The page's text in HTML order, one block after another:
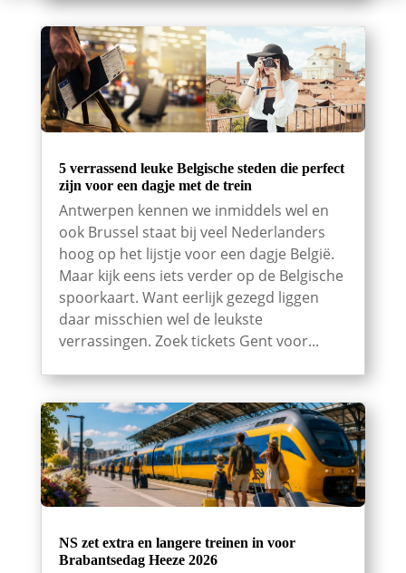
5 verrassend leuke Belgische steden die perfect
zijn voor een dagje met de trein
Antwerpen kennen we inmiddels wel en
ook Brussel staat bij veel Nederlanders
hoog op het lijstje voor een dagje België.
Maar kijk eens iets verder op de Belgische
spoorkaart. Want eerlijk gezegd liggen
daar misschien wel de leukste
verrassingen. Zoek tickets Gent voor...
NS zet extra en langere treinen in voor
Brabantsedag Heeze 2026